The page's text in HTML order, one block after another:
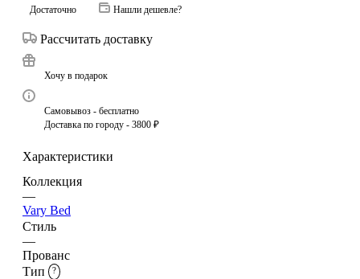
Достаточно Нашли дешевле?
Рассчитать доставку
Хочу в подарок
Самовывоз - бесплатно
Доставка по городу - 3800 ₽
Характеристики
Коллекция
—
Vary Bed
Стиль
—
Прованс
Тип
?